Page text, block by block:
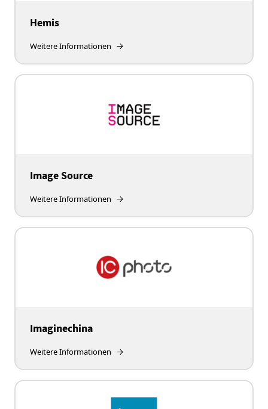
Hemis
Weitere Informationen
Image Source
Weitere Informationen
Imaginechina
Weitere Informationen